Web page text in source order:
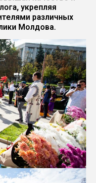
укрепляя
различных
Молдова.